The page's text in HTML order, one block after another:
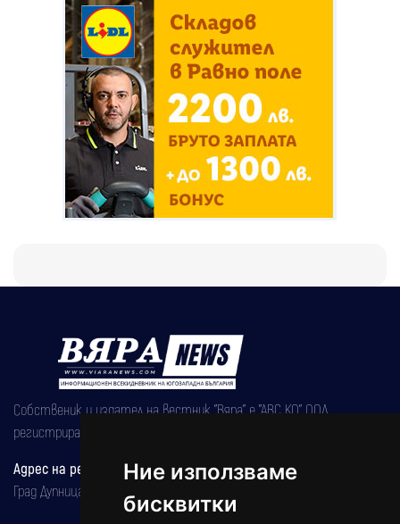
Ние използваме
бисквитки
Собственик и издател на вестник "Вяра" е "АВС КО" ООД,
регистрирана на 08.05.2002 година.
Адрес на редакцията
Град Дупница, ул.''Христо Ботев" 43